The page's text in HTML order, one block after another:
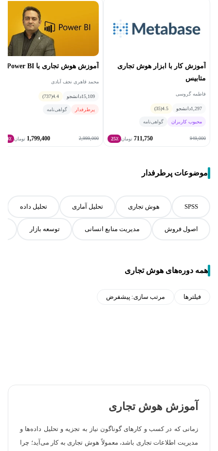
آموزش کار با ابزار هوش تجاری
متابیس
فاطمه گروسی
1,297دانشجو 4.5
(35)
محبوب کاربران گواهی‌نامه
949,000
711,750 تومان 25٪
آموزش هوش تجاری با Power BI
محمد قاهری نجف آبادی
15,109دانشجو 4.4
(737)
پرطرفدار گواهی‌نامه
2,999,000
1,799,400 تومان 40٪
موضوعات پرطرفدار
SPSS هوش تجاری تحلیل آماری تحلیل داده
اصول فروش مدیریت منابع انسانی توسعه بازار
همه دوره‌های هوش تجاری
فیلترها مرتب سازی: پیشفرض
آموزش هوش تجاری
زمانی که در کسب و کارهای گوناگون نیاز به تجزیه و تحلیل داده‌ها و
مدیریت اطلاعات تجاری باشد، معمولاً هوش تجاری به کار می‌آید؛ چرا